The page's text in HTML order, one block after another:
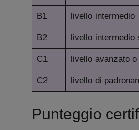
B1 livello intermedio
B2 livello intermedio
C1 livello avanzato o
C2 livello di
Punteggio